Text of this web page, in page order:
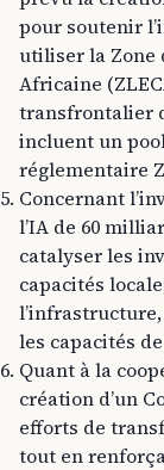
pour soutenir
utiliser la Zone
Africaine
transfrontalier
incluent un
réglementaire
Concernant
l’IA de 60
catalyser les
capacités
les capacités
Quant à la
création d’un
efforts de
tout en